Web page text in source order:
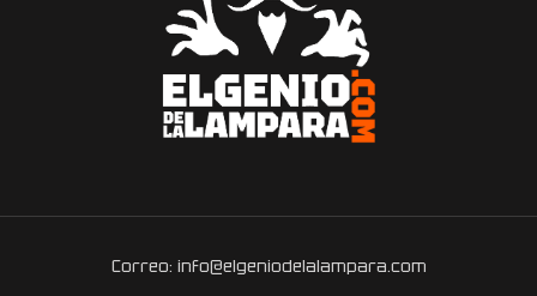
Correo: info@elgeniodelalampara.com